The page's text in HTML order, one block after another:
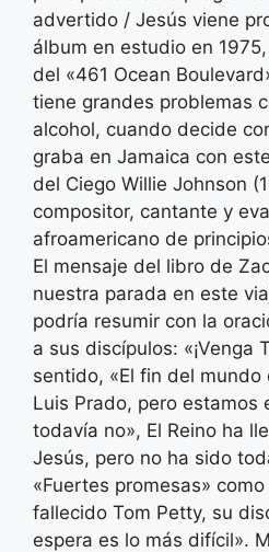
advertido / Jesús viene
álbum en estudio en
del «461 Ocean
tiene grandes problemas
alcohol, cuando decide
graba en Jamaica con
del Ciego Willie Johnson
compositor, cantante y
afroamericano de
El mensaje del libro de
nuestra parada en este
podría resumir con la
a sus discípulos: «¡Venga
sentido, «El fin del mundo
Luis Prado, pero estamos
todavía no», El Reino ha
Jesús, pero no ha sido
«Fuertes promesas»
fallecido Tom Petty, su
espera es lo más difícil».